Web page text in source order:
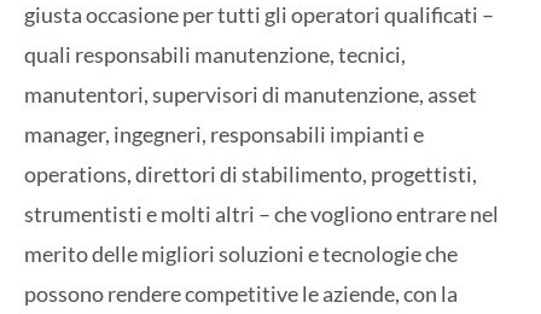
giusta occasione per tutti gli operatori qualificati –
quali responsabili manutenzione, tecnici,
manutentori, supervisori di manutenzione, asset
manager, ingegneri, responsabili impianti e
operations, direttori di stabilimento, progettisti,
strumentisti e molti altri – che vogliono entrare nel
merito delle migliori soluzioni e tecnologie che
possono rendere competitive le aziende, con la